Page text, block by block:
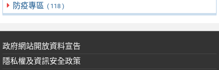
防疫專區 ( 118 )
政府網站開放資料宣告
隱私權及資訊安全政策